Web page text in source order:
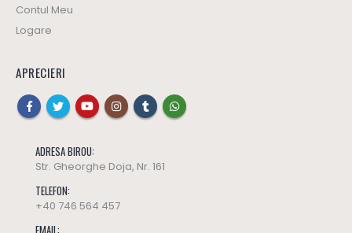
Contul Meu
Logare
APRECIERI
ADRESA BIROU:
Str. Gheorghe Doja, Nr. 161
TELEFON:
+40 746 564 457